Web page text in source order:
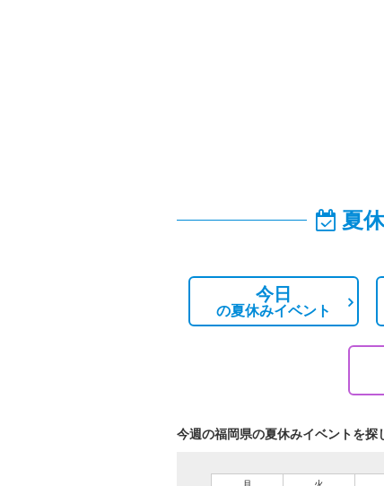
夏
今日
の夏休みイベント
今週の福岡県の夏休みイベントを探